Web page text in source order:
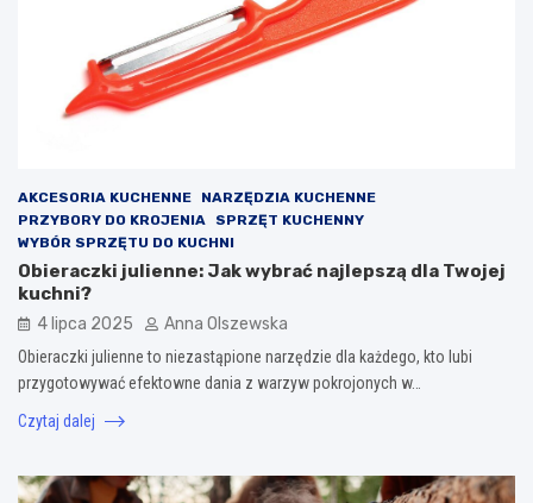
AKCESORIA KUCHENNE
NARZĘDZIA KUCHENNE
PRZYBORY DO KROJENIA
SPRZĘT KUCHENNY
WYBÓR SPRZĘTU DO KUCHNI
Obieraczki julienne: Jak wybrać najlepszą dla Twojej
kuchni?
4 lipca 2025 Anna Olszewska
Obieraczki julienne to niezastąpione narzędzie dla każdego, kto lubi
przygotowywać efektowne dania z warzyw pokrojonych w…
Czytaj dalej